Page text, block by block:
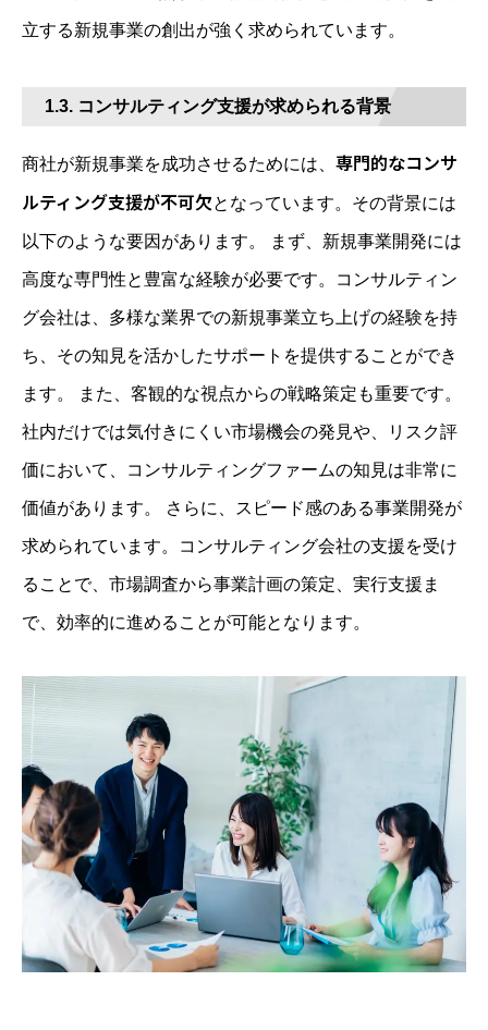
立する新規事業の創出が強く求められています。
1.3. コンサルティング支援が求められる背景
商社が新規事業を成功させるためには、 専門的なコンサ
ルティング支援が不可欠となっています。その背景には
以下のような要因があります。 まず、新規事業開発には
高度な専門性と豊富な経験が必要です。コンサルティン
グ会社は、多様な業界での新規事業立ち上げの経験を持
ち、その知見を活かしたサポートを提供することができ
ます。 また、客観的な視点からの戦略策定も重要です。
社内だけでは気付きにくい市場機会の発見や、リスク評
価において、コンサルティングファームの知見は非常に
価値があります。 さらに、スピード感のある事業開発が
求められています。コンサルティング会社の支援を受け
ることで、市場調査から事業計画の策定、実行支援ま
で、効率的に進めることが可能となります。